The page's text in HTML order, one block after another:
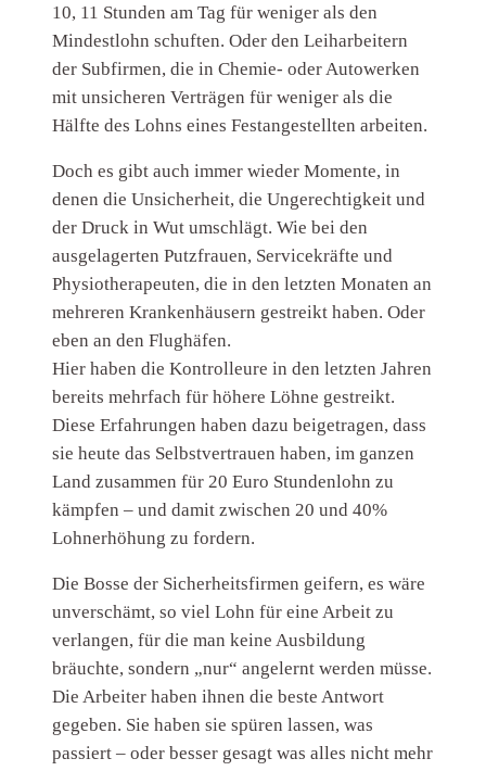
10, 11 Stunden am Tag für weniger als den
Mindestlohn schuften. Oder den Leiharbeitern
der Subfirmen, die in Chemie- oder Autowerken
mit unsicheren Verträgen für weniger als die
Hälfte des Lohns eines Festangestellten arbeiten.
Doch es gibt auch immer wieder Momente, in
denen die Unsicherheit, die Ungerechtigkeit und
der Druck in Wut umschlägt. Wie bei den
ausgelagerten Putzfrauen, Servicekräfte und
Physiotherapeuten, die in den letzten Monaten an
mehreren Krankenhäusern gestreikt haben. Oder
eben an den Flughäfen.
Hier haben die Kontrolleure in den letzten Jahren
bereits mehrfach für höhere Löhne gestreikt.
Diese Erfahrungen haben dazu beigetragen, dass
sie heute das Selbstvertrauen haben, im ganzen
Land zusammen für 20 Euro Stundenlohn zu
kämpfen – und damit zwischen 20 und 40%
Lohnerhöhung zu fordern.
Die Bosse der Sicherheitsfirmen geifern, es wäre
unverschämt, so viel Lohn für eine Arbeit zu
verlangen, für die man keine Ausbildung
bräuchte, sondern „nur“ angelernt werden müsse.
Die Arbeiter haben ihnen die beste Antwort
gegeben. Sie haben sie spüren lassen, was
passiert – oder besser gesagt was alles nicht mehr